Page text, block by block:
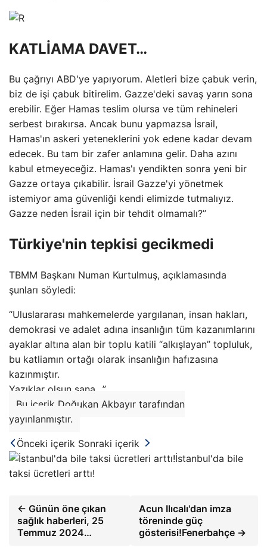
KATLİAMA DAVET…
Bu çağrıyı ABD'ye yapıyorum. Aletleri bize çabuk verin,
biz de işi çabuk bitirelim. Gazze'deki savaş yarın sona
erebilir. Eğer Hamas teslim olursa ve tüm rehineleri
serbest bırakırsa. Ancak bunu yapmazsa İsrail,
Hamas'ın askeri yeteneklerini yok edene kadar devam
edecek. Bu tam bir zafer anlamına gelir. Daha azını
kabul etmeyeceğiz. Hamas'ı yendikten sonra yeni bir
Gazze ortaya çıkabilir. İsrail Gazze'yi yönetmek
istemiyor ama güvenliği kendi elimizde tutmalıyız.
Gazze neden İsrail için bir tehdit olmamalı?”
Türkiye'nin tepkisi gecikmedi
TBMM Başkanı Numan Kurtulmuş, açıklamasında
şunları söyledi:
“Uluslararası mahkemelerde yargılanan, insan hakları,
demokrasi ve adalet adına insanlığın tüm kazanımlarını
ayaklar altına alan bir toplu katili “alkışlayan” topluluk,
bu katliamın ortağı olarak insanlığın hafızasına
kazınmıştır.
Yazıklar olsun sana…”
Bu içerik Doğukan Akbayır tarafından
yayınlanmıştır.
Önceki içerik Sonraki içerik
İstanbul'da bile
taksi ücretleri arttı!
← Günün öne çıkan
sağlık haberleri, 25
Temmuz 2024…
Acun Ilıcalı'dan imza
töreninde güç
gösterisi!Fenerbahçe →